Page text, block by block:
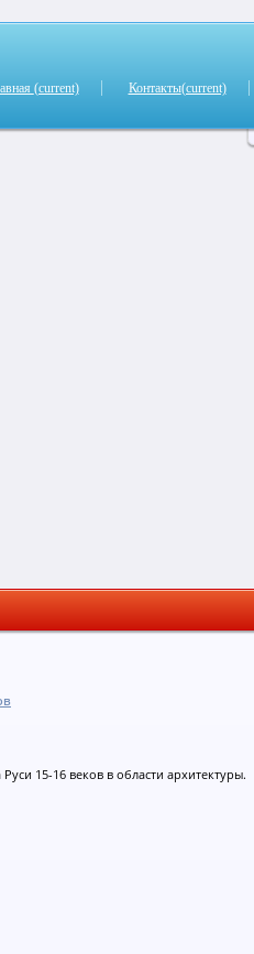
(current) Контакты(current)
15-16 веков в области архитектуры.